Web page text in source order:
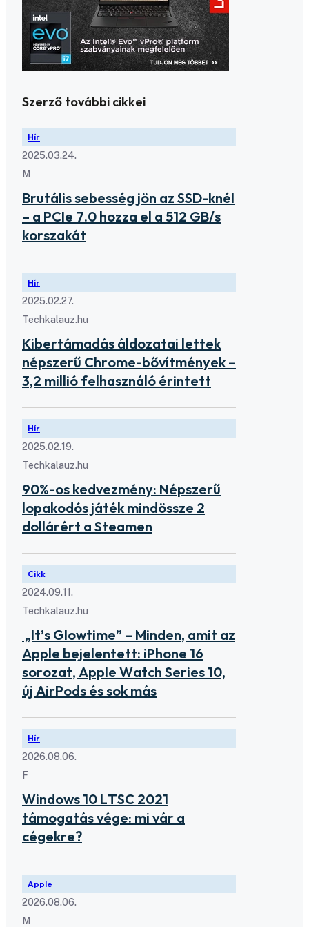
Szerző további cikkei
Hír
2025.03.24.
M
Brutális sebesség jön az SSD-knél
– a PCIe 7.0 hozza el a 512 GB/s
korszakát
Hír
2025.02.27.
Techkalauz.hu
Kibertámadás áldozatai lettek
népszerű Chrome-bővítmények –
3,2 millió felhasználó érintett
Hír
2025.02.19.
Techkalauz.hu
90%-os kedvezmény: Népszerű
lopakodós játék mindössze 2
dollárért a Steamen
Cikk
2024.09.11.
Techkalauz.hu
„It’s Glowtime” – Minden, amit az
Apple bejelentett: iPhone 16
sorozat, Apple Watch Series 10,
új AirPods és sok más
Hír
2026.08.06.
F
Windows 10 LTSC 2021
támogatás vége: mi vár a
cégekre?
Apple
2026.08.06.
M